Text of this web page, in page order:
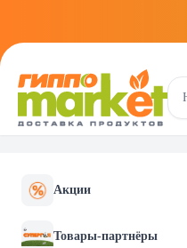
Акции
Товары-партнёры